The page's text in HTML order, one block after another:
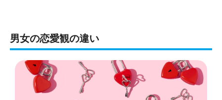
男女の恋愛観の違い